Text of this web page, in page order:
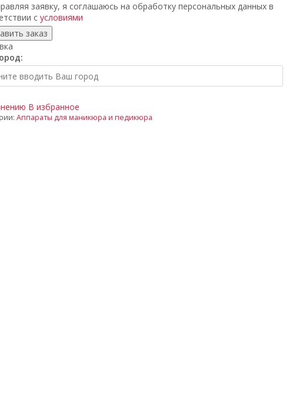
заявку, я соглашаюсь на обработку персональных данных в
с условиями
В избранное
Аппараты для маникюра и педикюра